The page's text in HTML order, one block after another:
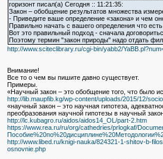
горизонт писал(а) Сегодня :: 11:21:35:
Закон – обобщение результатов множества
- Приведите ваше определение «закона» и чем
Правильно начать с вашего определения что
Вот это правильный подход - сначала
Поэтому термин "закон природы" надо отдать
http://www.sciteclibrary.ru/cgi-bin/yabb2/
Внимание!
Все то о чем вы пишите давно существует.
Примеры.
«Научный закон – это обобщение того, что было
http://lib.maupfib.kg/wp-content/uploads/2015/12/
«научный закон – это научная гипотеза,
преобразования научной гипотезы в научный
http://lc.kubagro.ru/aidos/aidos14_OL/part-2.htm
https://www.rea.ru/ru/org/cathedries/prlogkaf/
http://www.libed.ru/knigi-nauka/824321-1-shitov-b-
osnovnie.php